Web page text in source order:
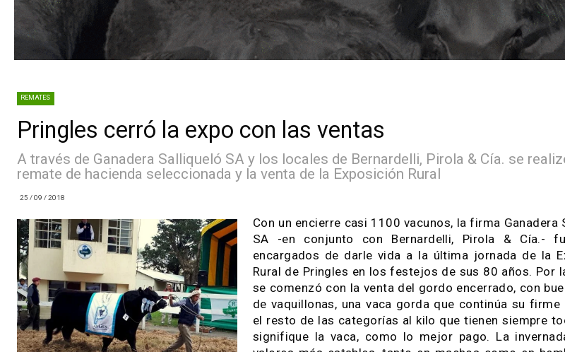
Pringles cerró la expo con las ventas
A través de Ganadera Salliqueló SA y los locales de Bernardelli, Pirola & Cía.
remate de hacienda seleccionada y la venta de la Exposición Rural
25 / 09 / 2018
Con un encierre casi 1100 vacunos, la firma
SA -en conjunto con Bernardelli, Pirola
encargados de darle vida a la última
Rural de Pringles en los festejos de sus 80